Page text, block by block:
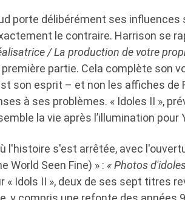
porte délibérément ses
le contraire. Harrison se
/ La production de votre
partie. Cela complète son
son esprit – et non les affiches de
à ses problèmes. « Idoles II »,
la vie après l’illumination pour
l'histoire s'est arrêtée, avec
World Seen Fine) » : « Photos
« Idols II », deux de ses sept titres